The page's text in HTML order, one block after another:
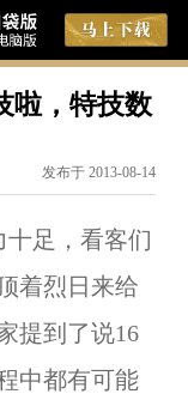
啦，特技数
发布于 2013-08-14
足，看客们
着烈日来给
提到了说16
中都有可能